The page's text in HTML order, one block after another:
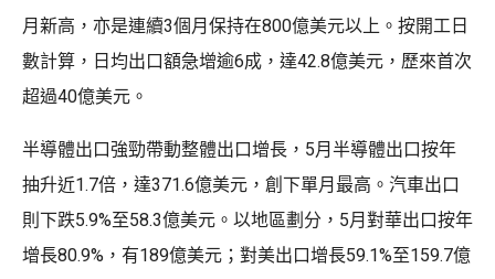
月新高，亦是連續3個月保持在800億美元以上。按開工日
數計算，日均出口額急增逾6成，達42.8億美元，歷來首次
超過40億美元。
半導體出口強勁帶動整體出口增長，5月半導體出口按年
抽升近1.7倍，達371.6億美元，創下單月最高。汽車出口
則下跌5.9%至58.3億美元。以地區劃分，5月對華出口按年
增長80.9%，有189億美元；對美出口增長59.1%至159.7億